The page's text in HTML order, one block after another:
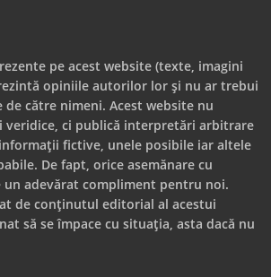
pe acest website (texte, imagini
opiniile autorilor lor și nu ar trebui
către nimeni. Acest website nu
veridice, ci publică interpretări arbitrare
fictive, unele posibile iar altele
De fapt, orice asemănare cu
un adevărat compliment pentru noi.
de conținutul editorial al acestui
să se împace cu situația, asta dacă nu